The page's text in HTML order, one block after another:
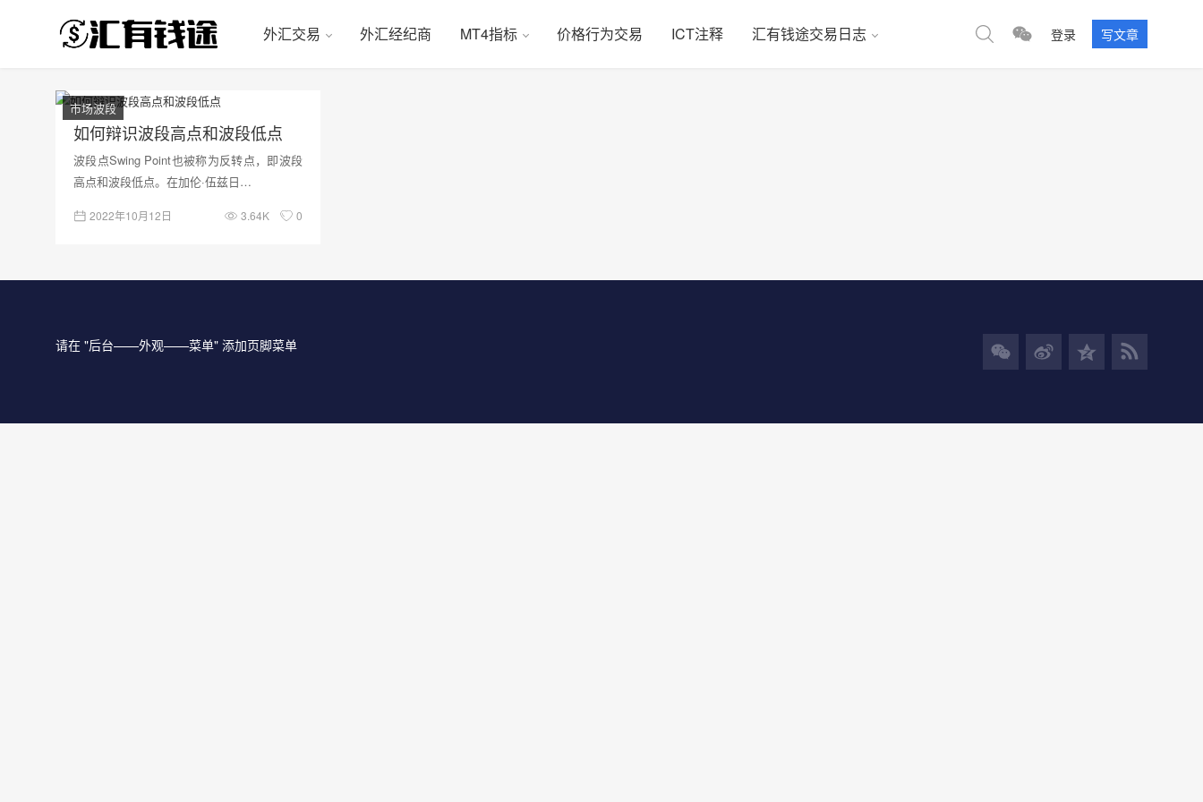
外汇交易 外汇经纪商 MT4指标 价格行为交易 ICT注释 汇有钱途交易日志 登录 写文章
如何辩识波段高点和波段低点
市场波段
波段点Swing Point也被称为反转点，即波段
高点和波段低点。在加伦·伍兹日…
2022年10月12日 3.64K 0
请在 "后台——外观——菜单" 添加页脚菜单